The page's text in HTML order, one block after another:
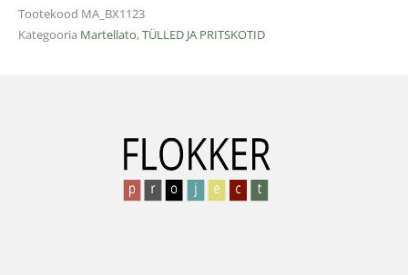
Tootekood MA_BX1123
Kategooria Martellato,TÜLLED JA PRITSKOTID